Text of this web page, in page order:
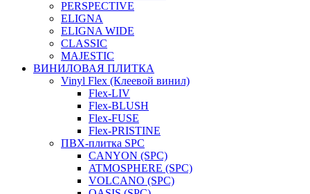
PERSPECTIVE
ELIGNA
ELIGNA WIDE
CLASSIC
MAJESTIC
ВИНИЛОВАЯ ПЛИТКА
Vinyl Flex (Клеевой винил)
Flex-LIV
Flex-BLUSH
Flex-FUSE
Flex-PRISTINE
ПВХ-плитка SPC
CANYON (SPC)
ATMOSPHERE (SPC)
VOLCANO (SPC)